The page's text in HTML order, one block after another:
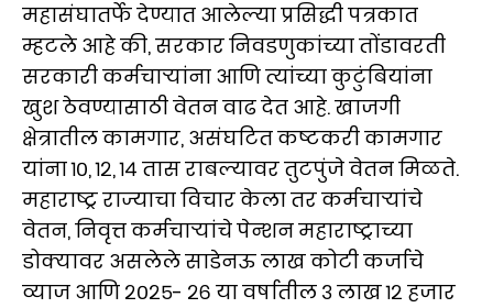
महासंघातर्फे देण्यात आलेल्या प्रसिद्धी पत्रकात
म्हटले आहे की, सरकार निवडणुकांच्या तोंडावरती
सरकारी कर्मचाऱ्यांना आणि त्यांच्या कुटुंबियांना
खुश ठेवण्यासाठी वेतन वाढ देत आहे. खाजगी
क्षेत्रातील कामगार, असंघटित कष्टकरी कामगार
यांना १०, १२, १४ तास राबल्यावर तुटपुंजे वेतन मिळते.
महाराष्ट्र राज्याचा विचार केला तर कर्मचाऱ्यांचे
वेतन, निवृत्त कर्मचाऱ्यांचे पेन्शन महाराष्ट्राच्या
डोक्यावर असलेले साडेनऊ लाख कोटी कर्जाचे
व्याज आणि २०२५- २६ या वर्षातील ३ लाख १२ हजार